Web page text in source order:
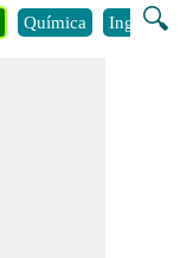
🔍
Química Ingenieria